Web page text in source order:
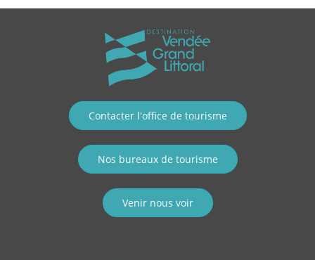
Contacter l'office de tourisme
Nos bureaux de tourisme
Venir nous voir